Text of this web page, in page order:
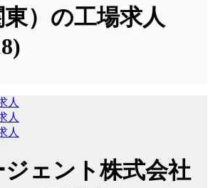
）の工場求人
人
人
人
ェント株式会社